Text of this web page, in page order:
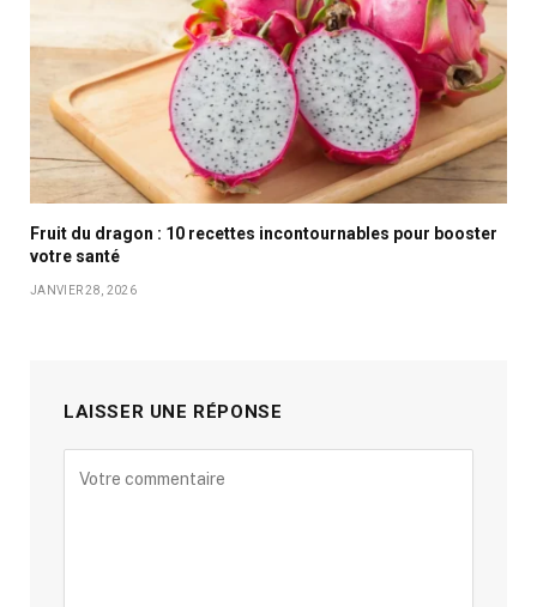
Fruit du dragon : 10 recettes incontournables pour booster
votre santé
JANVIER 28, 2026
LAISSER UNE RÉPONSE